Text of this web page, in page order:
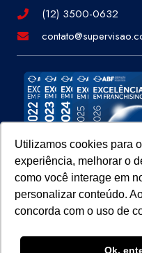
Utilizamos cookies para
experiência, melhorar o
como você interage em
personalizar conteúdo.
concorda com o uso de
Ok,
(12) 3500-0632